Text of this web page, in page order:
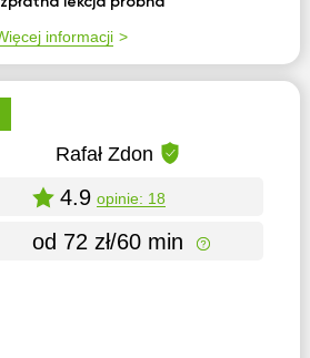
informacji
Rafał Zdon
4.9 opinie: 18
od 72 zł/60 min